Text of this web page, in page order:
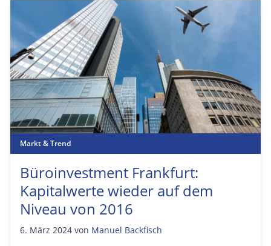
Markt & Trend
Büroinvestment Frankfurt:
Kapitalwerte wieder auf dem
Niveau von 2016
6. März 2024 von Manuel Backfisch